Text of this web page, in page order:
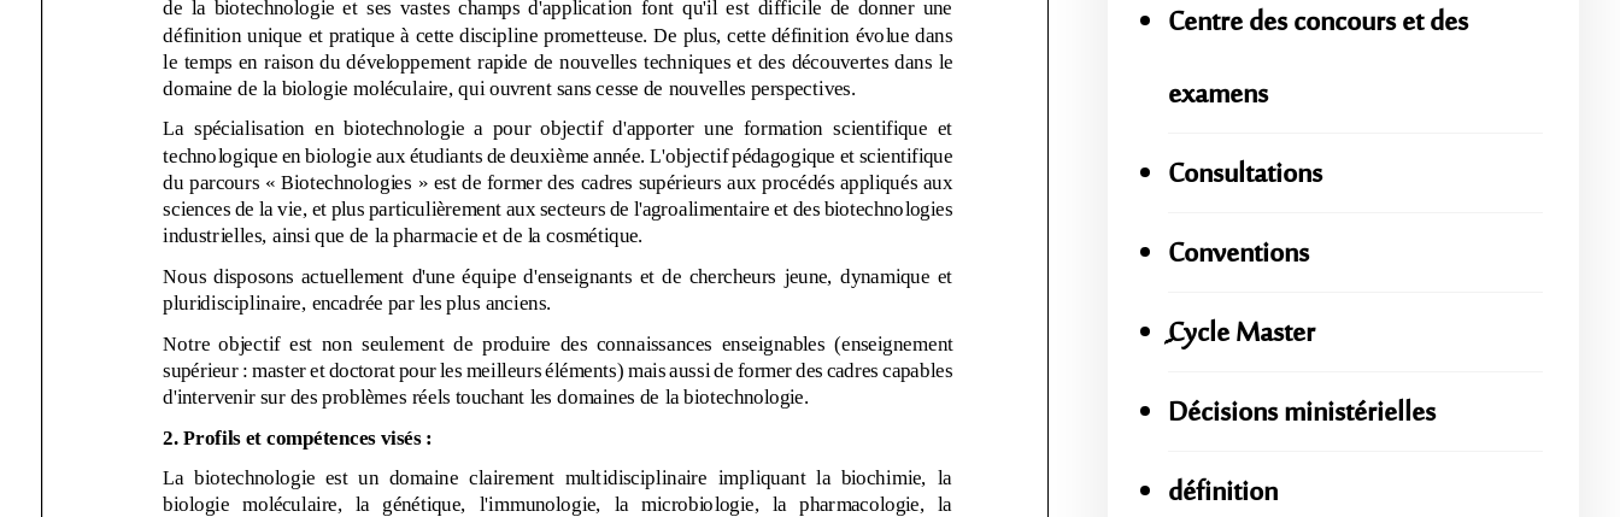
Centre des concours et des
examens
Consultations
Conventions
ِِِCycle Master
Décisions ministérielles
définition